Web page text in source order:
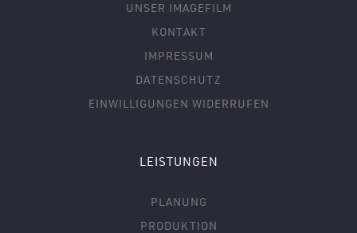
UNSER IMAGEFILM
KONTAKT
IMPRESSUM
DATENSCHUTZ
EINWILLIGUNGEN WIDERRUFEN
LEISTUNGEN
PLANUNG
PRODUKTION